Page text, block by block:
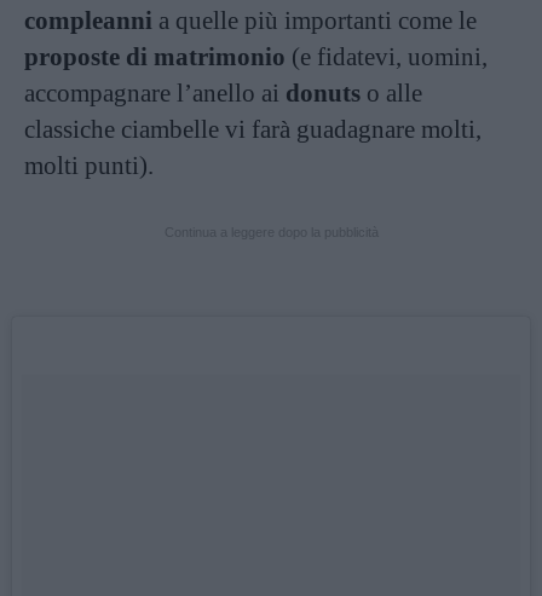
compleanni a quelle più importanti come le
proposte di matrimonio (e fidatevi, uomini,
accompagnare l’anello ai donuts o alle
classiche ciambelle vi farà guadagnare molti,
molti punti).